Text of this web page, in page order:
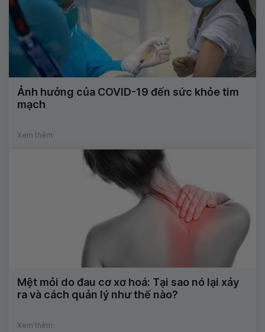
Ảnh hưởng của COVID-19 đến sức khỏe tim
mạch
Xem thêm
Mệt mỏi do đau cơ xơ hoá: Tại sao nó lại xảy
ra và cách quản lý như thế nào?
Xem thêm